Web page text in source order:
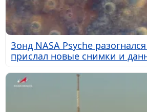
Зонд NASA Psyche
прислал новые снимки и